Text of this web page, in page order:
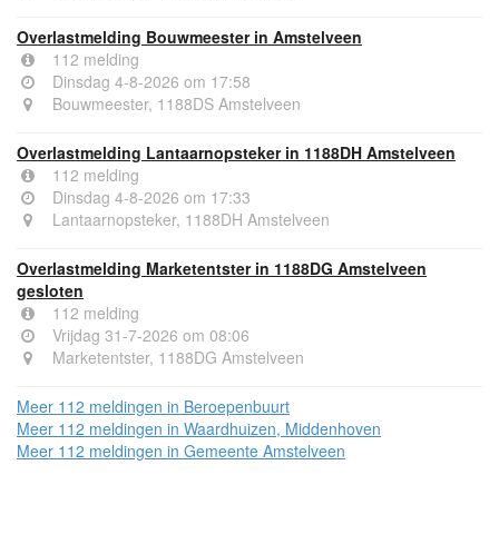
Overlastmelding Bouwmeester in Amstelveen
112 melding
Dinsdag 4-8-2026 om 17:58
Bouwmeester, 1188DS Amstelveen
Overlastmelding Lantaarnopsteker in 1188DH Amstelveen
112 melding
Dinsdag 4-8-2026 om 17:33
Lantaarnopsteker, 1188DH Amstelveen
Overlastmelding Marketentster in 1188DG Amstelveen
gesloten
112 melding
Vrijdag 31-7-2026 om 08:06
Marketentster, 1188DG Amstelveen
Meer 112 meldingen in Beroepenbuurt
Meer 112 meldingen in Waardhuizen, Middenhoven
Meer 112 meldingen in Gemeente Amstelveen